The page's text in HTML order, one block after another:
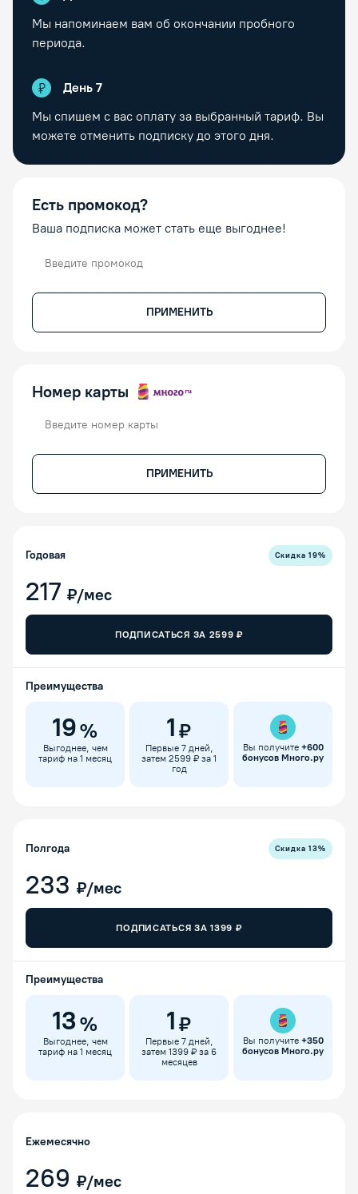
Мы напоминаем вам об окончании пробного
периода.
День 7
Мы спишем с вас оплату за выбранный тариф. Вы
можете отменить подписку до этого дня.
Есть промокод?
Ваша подписка может стать еще выгоднее!
ПРИМЕНИТЬ
Номер карты
ПРИМЕНИТЬ
Годовая Скидка19%
217 ₽/мес
ПОДПИСАТЬСЯ ЗА 2599 ₽
Преимущества
19%
Выгоднее, чем
тариф на 1 месяц
1 ₽
Первые 7 дней,
затем 2599 ₽ за 1
год
Вы получите +600
бонусов Много.ру
Полгода Скидка13%
233 ₽/мес
ПОДПИСАТЬСЯ ЗА1399 ₽
Преимущества
13 %
Выгоднее, чем
тариф на 1 месяц
1 ₽
Первые 7 дней,
затем 1399 ₽ за 6
месяцев
Вы получите +350
бонусов Много.ру
Ежемесячно
269 ₽/мес